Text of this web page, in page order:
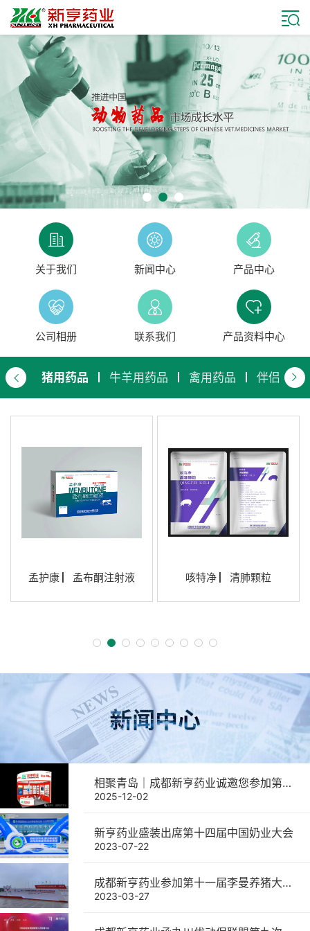
关于我们 新闻中心 产品中心
公司相册 联系我们 产品资料中心
猪用药品 牛羊用药品 禽用药品 伴侣动物
孟护康 ▏孟布酮注射液 咳特净 ▏清肺颗粒
相聚青岛｜成都新亨药业诚邀您参加第二十二届中国畜牧业博览会
2025-12-02
新亨药业盛装出席第十四届中国奶业大会
2023-07-22
成都新亨药业参加第十一届李曼养猪大会暨世界猪业博览会取得圆满成功
2023-03-27